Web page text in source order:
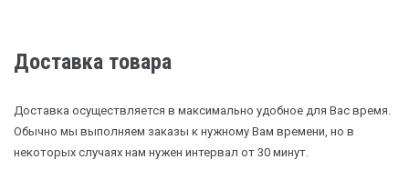
Доставка товара
Доставка осуществляется в максимально удобное для Вас время.
Обычно мы выполняем заказы к нужному Вам времени, но в
некоторых случаях нам нужен интервал от 30 минут.